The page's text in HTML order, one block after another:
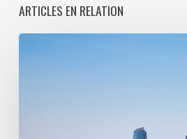
ARTICLES EN RELATION
Paris
La
Défense
consultation